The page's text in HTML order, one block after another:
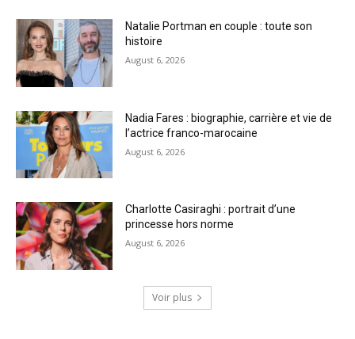
Natalie Portman en couple : toute son
histoire
August 6, 2026
Nadia Fares : biographie, carrière et vie de
l’actrice franco-marocaine
August 6, 2026
Charlotte Casiraghi : portrait d’une
princesse hors norme
August 6, 2026
Voir plus